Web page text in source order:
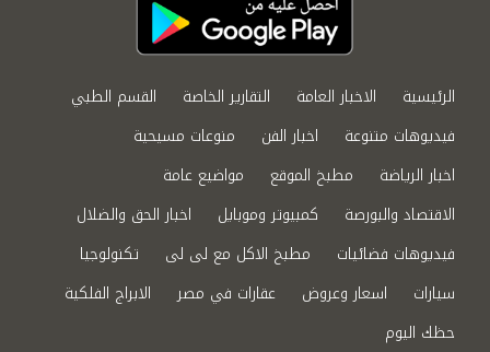
الرئيسية الاخبار العامة التقارير الخاصة
القسم الطبي
فيديوهات متنوعة
اخبار الفن
منوعات مسيحية
اخبار الرياضة
مطبخ الموقع
مواضيع عامة
الاقتصاد والبورصة
كمبيوتر وموبايل
اخبار الحق والضلال
فيديوهات فضائيات
مطبخ الاكل مع لى لى
تكنولوجيا
سيارات
اسعار وعروض عقارات في مصر
الابراج الفلكية
حظك اليوم